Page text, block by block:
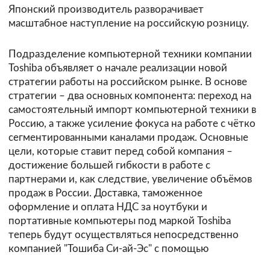
Японский производитель разворачивает
масштабное наступление на российскую розницу.
Подразделение компьютерной техники компании
Toshiba объявляет о начале реализации новой
стратегии работы на российском рынке. В основе
стратегии – два основных компонента: переход на
самостоятельный импорт компьютерной техники в
Россию, а также усиление фокуса на работе с чётко
сегментированными каналами продаж. Основные
цели, которые ставит перед собой компания –
достижение большей гибкости в работе с
партнерами и, как следствие, увеличение объёмов
продаж в России. Доставка, таможенное
оформление и оплата НДС за ноутбуки и
портативные компьютеры под маркой Toshiba
теперь будут осуществляться непосредственно
компанией "Тошиба Си-ай-Эс" с помощью